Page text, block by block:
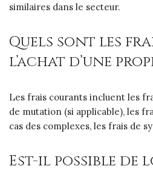
similaires dans le secteur.
Quels sont les
l’achat d’une
Les frais courants incluent les
de mutation (si applicable), les
cas des complexes, les frais de
Est-il possible de